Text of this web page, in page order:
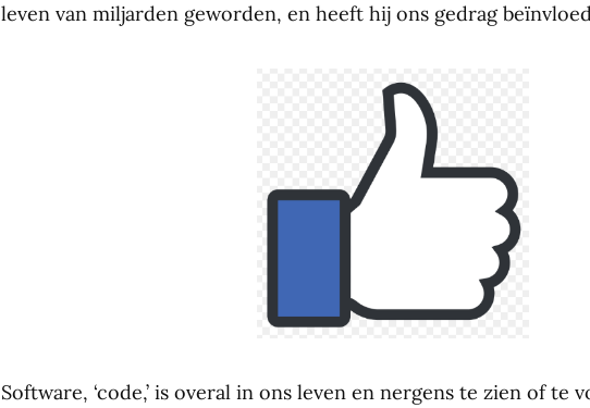
leven van miljarden geworden, en heeft hij ons gedrag
Software, ‘code,’ is overal in ons leven en nergens te zien of te